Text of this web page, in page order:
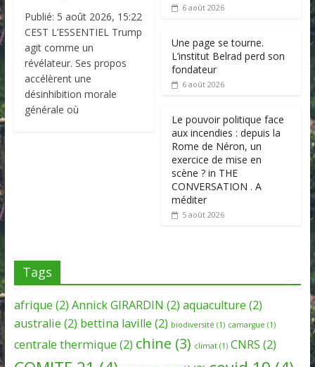
Publié: 5 août 2026, 15:22
CEST L’ESSENTIEL Trump
agit comme un
révélateur. Ses propos
accélèrent une
désinhibition morale
générale où
6 août 2026
Une page se tourne.
L’institut Belrad perd son
fondateur
6 août 2026
Le pouvoir politique face
aux incendies : depuis la
Rome de Néron, un
exercice de mise en
scène ? in THE
CONVERSATION . A
méditer
5 août 2026
Tags
afrique (2) Annick GIRARDIN (2) aquaculture (2)
australie (2) bettina laville (2) biodiversité (1) camargue (1)
centrale thermique (2) chine (3) climat(1) CNRS (2)